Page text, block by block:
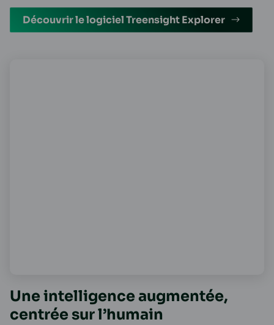
Découvrir le logiciel Treensight Explorer
Une intelligence augmentée,
centrée sur l’humain